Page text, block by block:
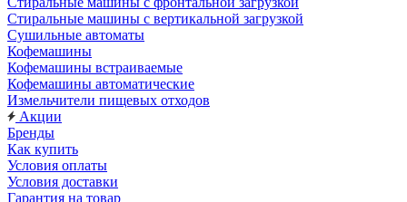
Стиральные машины с вертикальной загрузкой
Сушильные автоматы
Кофемашины
Кофемашины встраиваемые
Кофемашины автоматические
Измельчители пищевых отходов
Акции
Бренды
Как купить
Условия оплаты
Условия доставки
Гарантия на товар